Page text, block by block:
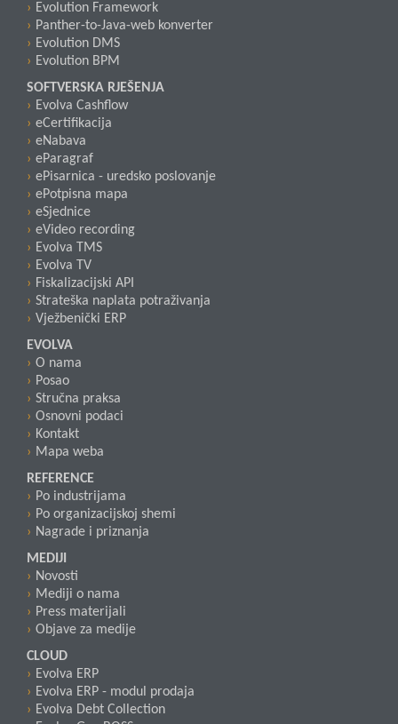
Evolution Framework
Panther-to-Java-web konverter
Evolution DMS
Evolution BPM
SOFTVERSKA RJEŠENJA
Evolva Cashflow
eCertifikacija
eNabava
eParagraf
ePisarnica - uredsko poslovanje
ePotpisna mapa
eSjednice
eVideo recording
Evolva TMS
Evolva TV
Fiskalizacijski API
Strateška naplata potraživanja
Vježbenički ERP
EVOLVA
O nama
Posao
Stručna praksa
Osnovni podaci
Kontakt
Mapa weba
REFERENCE
Po industrijama
Po organizacijskoj shemi
Nagrade i priznanja
MEDIJI
Novosti
Mediji o nama
Press materijali
Objave za medije
CLOUD
Evolva ERP
Evolva ERP - modul prodaja
Evolva Debt Collection